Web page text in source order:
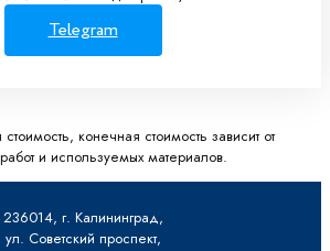
Telegram
конечная стоимость зависит от
и используемых материалов.
236014, г. Калининград,
ул. Советский проспект,